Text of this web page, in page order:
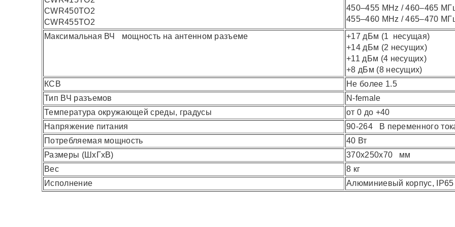
CWR450TO2
CWR455TO2
450–455 MHz / 460–465
455–460 MHz / 465–470
Максимальная ВЧ мощность на антенном разъеме
+17 дБм (1 несущая)
+14 дБм (2 несущих)
+11 дБм (4 несущих)
+8 дБм (8 несущих)
КСВ
Не более 1.5
Тип ВЧ разъемов
N-female
Температура окружающей среды, градусы
от 0 до +40
Напряжение питания
90-264 В переменного
Потребляемая мощность
40 Вт
Размеры (ШxГxВ)
370x250x70 мм
Вес
8 кг
Исполнение
Алюминиевый корпус, IP65